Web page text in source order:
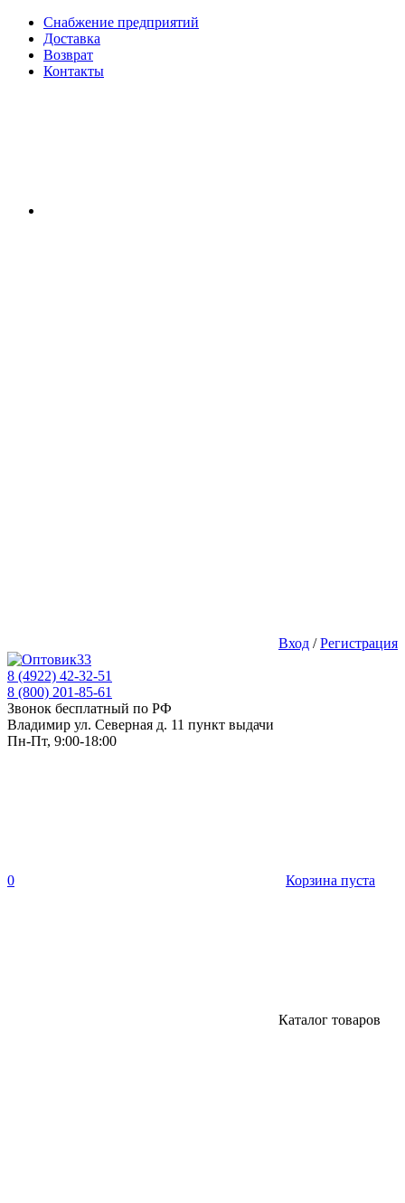
Снабжение предприятий
Доставка
Возврат
Контакты
Вход /Регистрация
8 (4922) 42-32-51
8 (800) 201-85-61
Звонок бесплатный по РФ
Владимир ул. Северная д. 11 пункт выдачи
Пн-Пт, 9:00-18:00
0 Корзина пуста
Каталог товаров